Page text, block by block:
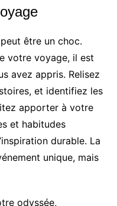
être un choc.
votre voyage, il est
avez appris. Relisez
et identifiez les
apporter à votre
et habitudes
durable. La
unique, mais
odyssée,